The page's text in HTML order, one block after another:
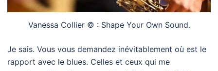
Vanessa Collier © : Shape Your Own Sound.
Je sais. Vous vous demandez inévitablement où est le
rapport avec le blues. Celles et ceux qui me